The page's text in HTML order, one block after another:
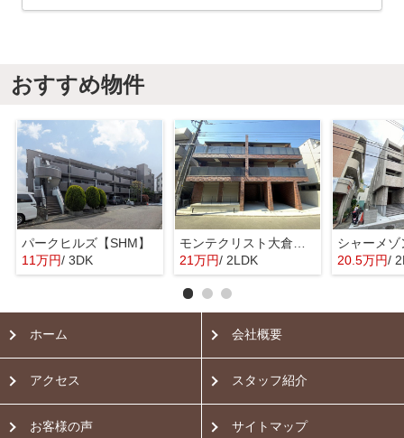
おすすめ物件
パークヒルズ【SHM】
11万円/ 3DK
21万円/ 2LDK 20.5万円/
ホーム 会社概要
アクセス スタッフ紹介
お客様の声 サイトマップ